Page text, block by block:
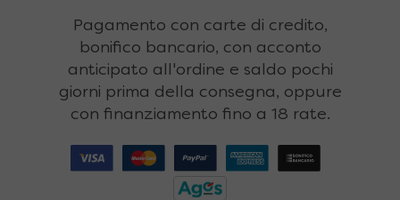
Pagamento con carte di credito,
bonifico bancario, con acconto
anticipato all'ordine e saldo pochi
giorni prima della consegna, oppure
con finanziamento fino a 18 rate.